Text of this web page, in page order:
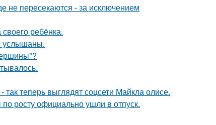
не пересекаются - за исключением
ребёнка.
услышаны.
теперь выглядят соцсети Майкла олисе.
росту официально ушли в отпуск.